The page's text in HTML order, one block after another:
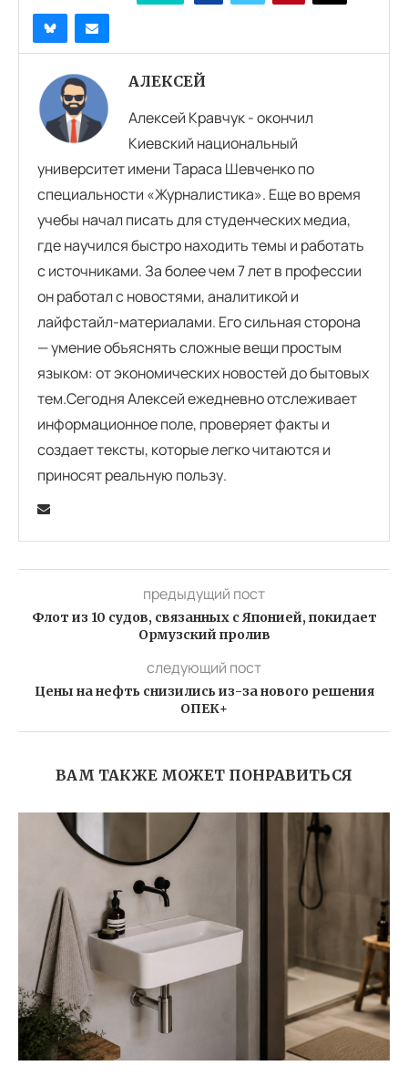
АЛЕКСЕЙ
Алексей Кравчук - окончил
Киевский национальный
университет имени Тараса Шевченко по
специальности «Журналистика». Еще во время
учебы начал писать для студенческих медиа,
где научился быстро находить темы и работать
с источниками. За более чем 7 лет в профессии
он работал с новостями, аналитикой и
лайфстайл-материалами. Его сильная сторона
— умение объяснять сложные вещи простым
языком: от экономических новостей до бытовых
тем.Сегодня Алексей ежедневно отслеживает
информационное поле, проверяет факты и
создает тексты, которые легко читаются и
приносят реальную пользу.
предыдущий пост
Флот из 10 судов, связанных с Японией, покидает
Ормузский пролив
следующий пост
Цены на нефть снизились из-за нового решения
ОПЕК+
ВАМ ТАКЖЕ МОЖЕТ ПОНРАВИТЬСЯ